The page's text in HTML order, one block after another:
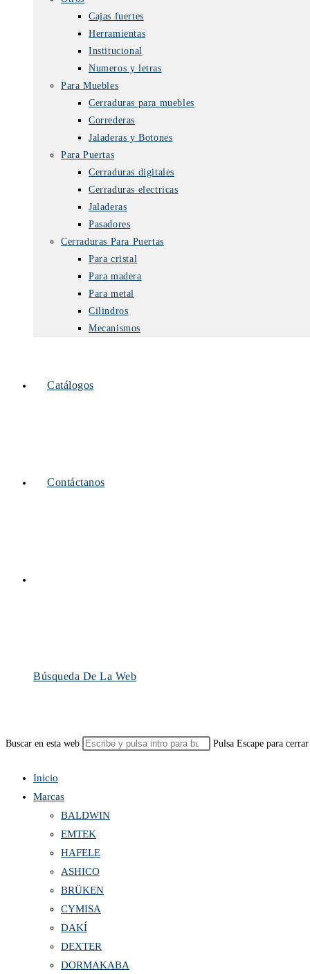
Cajas fuertes
Herramientas
Institucional
Numeros y letras
Para Muebles
Cerraduras para muebles
Correderas
Jaladeras y Botones
Para Puertas
Cerraduras digitales
Cerraduras electricas
Jaladeras
Pasadores
Cerraduras Para Puertas
Para cristal
Para madera
Para metal
Cilindros
Mecanismos
Catálogos
Contáctanos
Búsqueda De La Web
Buscar en esta web Pulsa Escape para
Inicio
Marcas
BALDWIN
EMTEK
HAFELE
ASHICO
BRÜKEN
CYMISA
DAKÍ
DEXTER
DORMAKABA